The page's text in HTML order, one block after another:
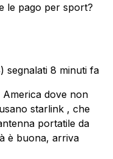
le pago per sport?
segnalati 8 minuti fa
America dove non
starlink , che
portatile da
è buona, arriva